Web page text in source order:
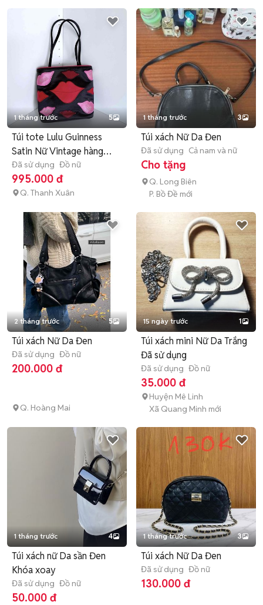
1 tháng trước 5
Túi tote Lulu Guinness
Satin Nữ Vintage hàng
auth
Đã sử dụng Đồ nữ
995.000 đ
Q. Thanh Xuân
1 tháng trước 3
Túi xách Nữ Da Đen
Đã sử dụng Cả nam và nữ
Cho tặng
Q. Long Biên
P. Bồ Đề mới
2 tháng trước 5
Túi xách Nữ Da Đen
Đã sử dụng Đồ nữ
200.000 đ
Q. Hoàng Mai
15 ngày trước 1
Túi xách mini Nữ Da Trắng
Đã sử dụng
Đã sử dụng Đồ nữ
35.000 đ
Huyện Mê Linh
Xã Quang Minh mới
1 tháng trước 4
Túi xách nữ Da sần Đen
Khóa xoay
Đã sử dụng Đồ nữ
50.000 đ
1 tháng trước 3
Túi xách Nữ Da Đen
Đã sử dụng Đồ nữ
130.000 đ